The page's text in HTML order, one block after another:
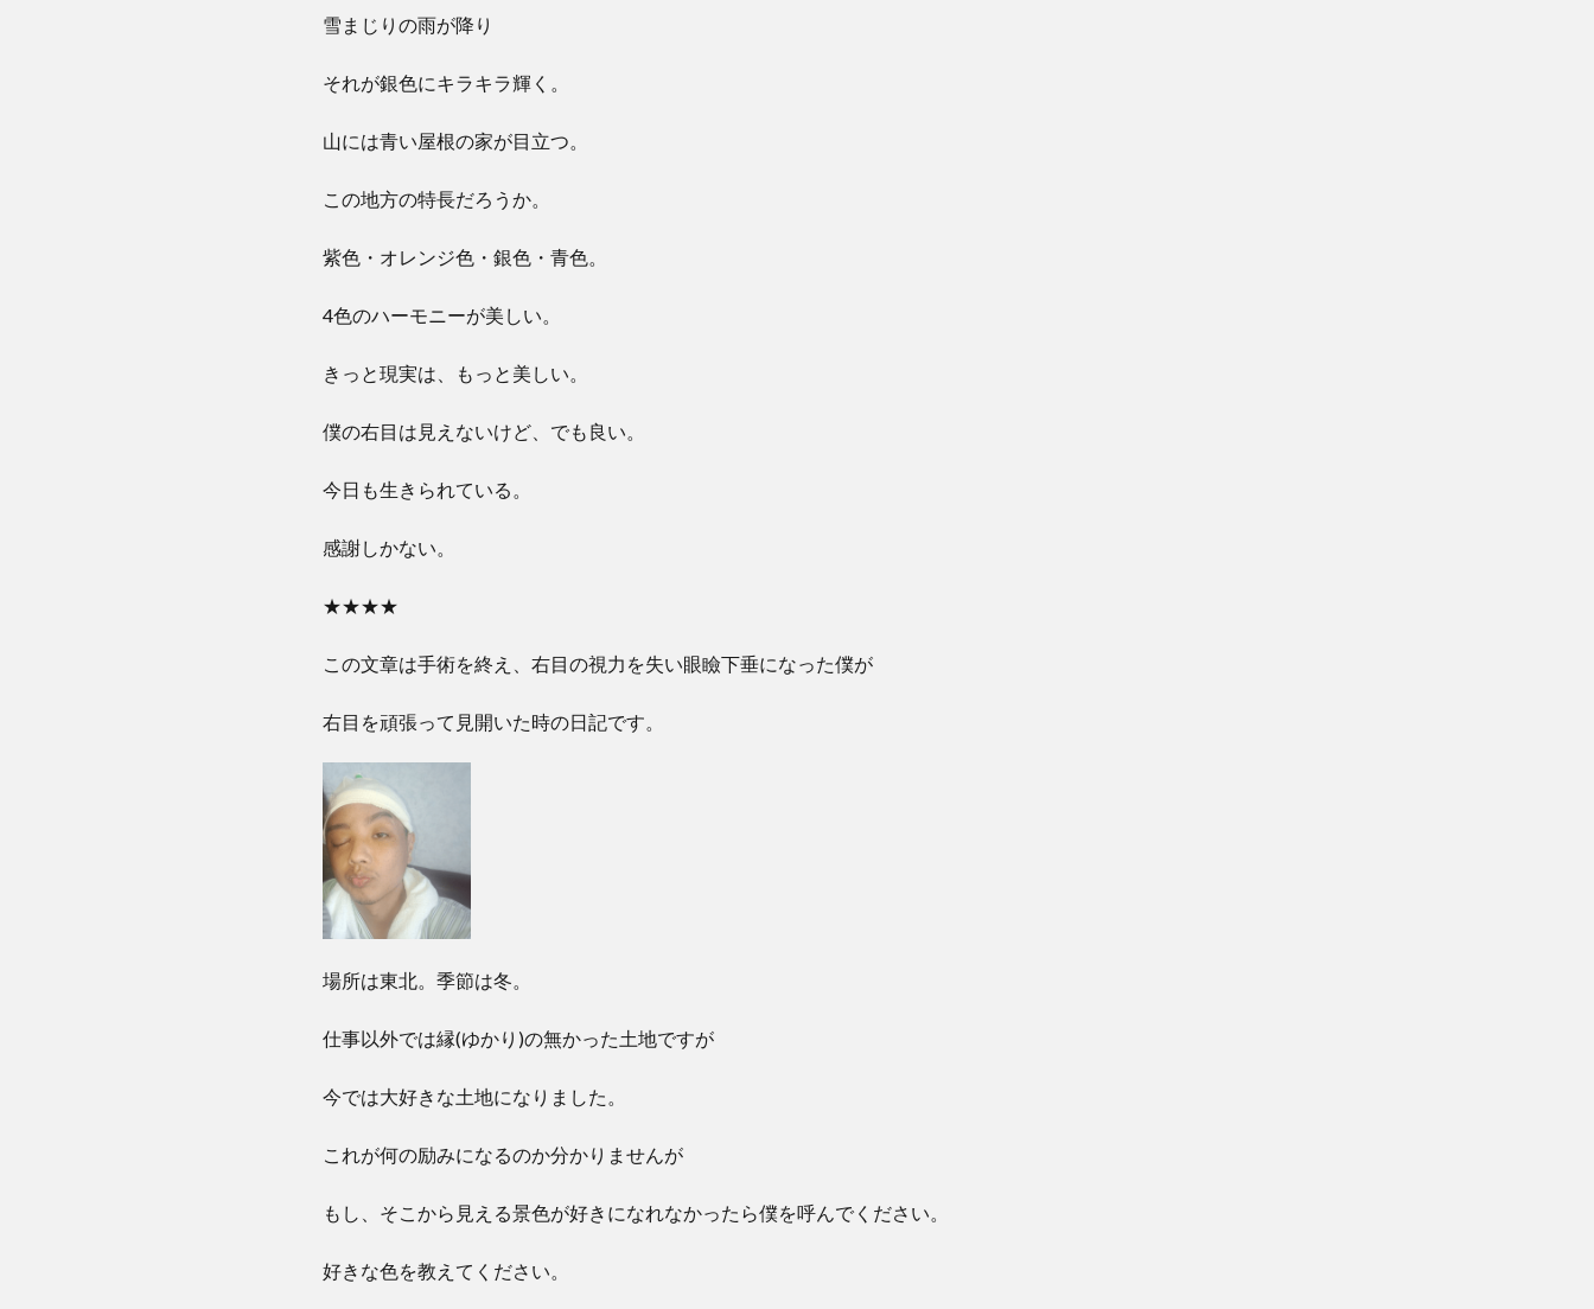
雪まじりの雨が降り
それが銀色にキラキラ輝く。
山には青い屋根の家が目立つ。
この地方の特長だろうか。
紫色・オレンジ色・銀色・青色。
4色のハーモニーが美しい。
きっと現実は、もっと美しい。
僕の右目は見えないけど、でも良い。
今日も生きられている。
感謝しかない。
★★★★
この文章は手術を終え、右目の視力を失い眼瞼下垂になった僕が
右目を頑張って見開いた時の日記です。
場所は東北。季節は冬。
仕事以外では縁(ゆかり)の無かった土地ですが
今では大好きな土地になりました。
これが何の励みになるのか分かりませんが
もし、そこから見える景色が好きになれなかったら僕を呼んでください。
好きな色を教えてください。